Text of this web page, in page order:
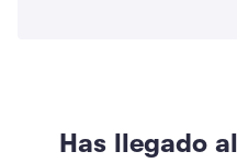
Has llegado